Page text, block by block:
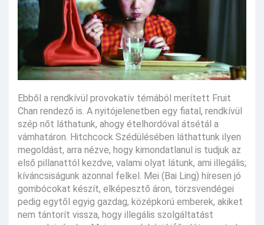
Ebből a rendkívül provokatív témából merített Fruit
Chan rendező is. A nyitójelenetben egy fiatal, rendkívül
szép nőt láthatunk, ahogy ételhordóval átsétál a
vámhatáron. Hitchcock Szédülésében láthattunk ilyen
megoldást, arra nézve, hogy kimondatlanul is tudjuk az
első pillanattól kezdve, valami olyat látunk, ami illegális;
kíváncsiságunk azonnal felkel. Mei (Bai Ling) híresen jó
gombócokat készít, elképesztő áron, törzsvendégei
pedig egytől egyig gazdag, középkorú emberek, akiket
nem tántorít vissza, hogy illegális szolgáltatást